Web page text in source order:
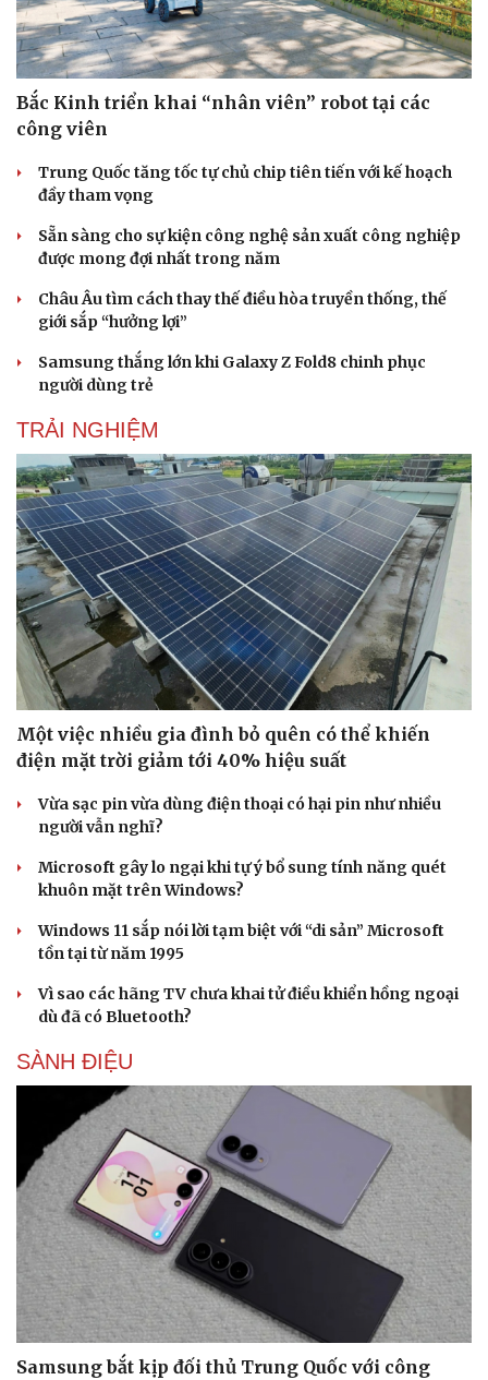
Doanh nhân
Vì cộng đồng
Trải nghiệm
Chuyển đổi số
Bắc Kinh triển khai “nhân viên” robot tại các
công viên
Trung Quốc tăng tốc tự chủ chip tiên tiến với kế hoạch
đầy tham vọng
Sẵn sàng cho sự kiện công nghệ sản xuất công nghiệp
được mong đợi nhất trong năm
Châu Âu tìm cách thay thế điều hòa truyền thống, thế
giới sắp “hưởng lợi”
Samsung thắng lớn khi Galaxy Z Fold8 chinh phục
người dùng trẻ
TRẢI NGHIỆM
Một việc nhiều gia đình bỏ quên có thể khiến
điện mặt trời giảm tới 40% hiệu suất
Vừa sạc pin vừa dùng điện thoại có hại pin như nhiều
người vẫn nghĩ?
Microsoft gây lo ngại khi tự ý bổ sung tính năng quét
khuôn mặt trên Windows?
Windows 11 sắp nói lời tạm biệt với “di sản” Microsoft
tồn tại từ năm 1995
Vì sao các hãng TV chưa khai tử điều khiển hồng ngoại
dù đã có Bluetooth?
SÀNH ĐIỆU
Samsung bắt kịp đối thủ Trung Quốc với công